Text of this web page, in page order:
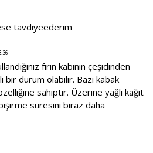
tavdiyeederim
fırın kabının çeşidinden
bir durum olabilir. Bazı kabak
sahiptir. Üzerine yağlı kağıt
süresini biraz daha